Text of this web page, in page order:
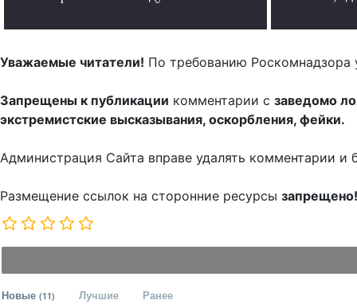
Уважаемые читатели! По требованию Роскомнадзора
Запрещены к публикации комментарии с заведомо
экстремистские высказывания, оскорбления, фейки.
Администрация Сайта вправе удалять комментарии и
Размещение ссылок на сторонние ресурсы запрещено!
Новые (11) Лучшие Ранее